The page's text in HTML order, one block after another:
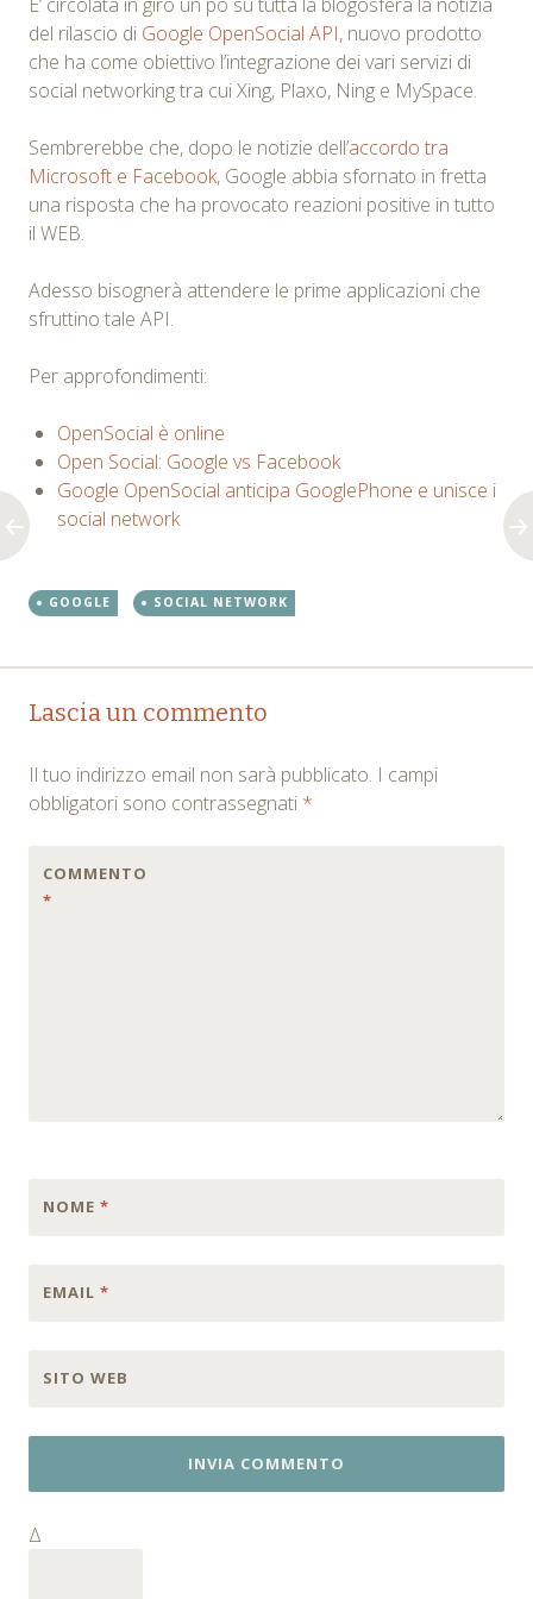
del rilascio di Google OpenSocial API, nuovo prodotto
che ha come obiettivo l’integrazione dei vari servizi di
social networking tra cui Xing, Plaxo, Ning e MySpace.
Sembrerebbe che, dopo le notizie dell’accordo tra
Microsoft e Facebook, Google abbia sfornato in fretta
una risposta che ha provocato reazioni positive in tutto
il WEB.
Adesso bisognerà attendere le prime applicazioni che
sfruttino tale API.
Per approfondimenti:
OpenSocial è online
Open Social: Google vs Facebook
Google OpenSocial anticipa GooglePhone e unisce i
social network
GOOGLE SOCIAL NETWORK
Post
Lascia un commento
Il tuo indirizzo email non sarà pubblicato. I campi
obbligatori sono contrassegnati *
COMMENTO
*
NOME *
EMAIL *
SITO WEB
Δ